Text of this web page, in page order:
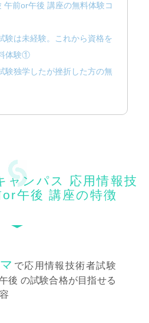
午前or午後 講座の無料体験コ
験は未経験。これから資格を
体験①
験独学したが挫折した方の無
ャンパス 応用情報技
午後 講座の特徴
で応用情報技術者試験
後 の試験合格が目指せる